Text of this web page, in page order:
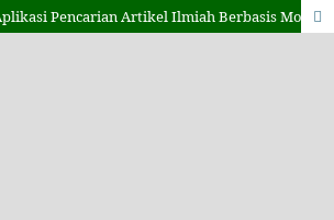
Pencarian Artikel Ilmiah Berbasis Mobile